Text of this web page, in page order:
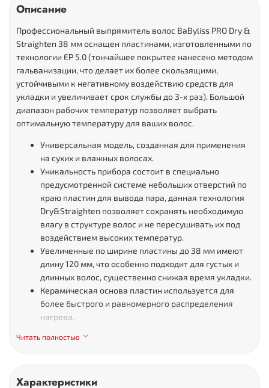
Описание
Профессиональный выпрямитель волос BaByliss PRO Dry &
Straighten 38 мм оснащен пластинами, изготовленными по
технологии EP 5.0 (тончайшее покрытее нанесено методом
гальванизации, что делает их более скользящими,
устойчивыми к негативному воздействию средств для
укладки и увеличивает срок службы до 3-х раз). Большой
диапазон рабочих температур позволяет выбрать
оптимальную температуру для ваших волос.
Универсальная модель, созданная для применения
на сухих и влажных волосах.
Уникальность прибора состоит в специально
предусмотренной системе небольших отверстий по
краю пластин для вывода пара, данная технология
Dry&Straighten позволяет сохранять необходимую
влагу в структуре волос и не пересушивать их под
воздействием высоких температур.
Увеличенные по ширине пластины до 38 мм имеют
длину 120 мм, что особенно подходит для густых и
длинных волос, существенно снижая время укладки.
Керамическая основа пластин используется для
более быстрого и равномерного распределения
нагрева.
технологии ЕР 5.0 наносится путем электролиза.
воздействию, не перегревается и не темнеет со
Читать полностью
Характеристики